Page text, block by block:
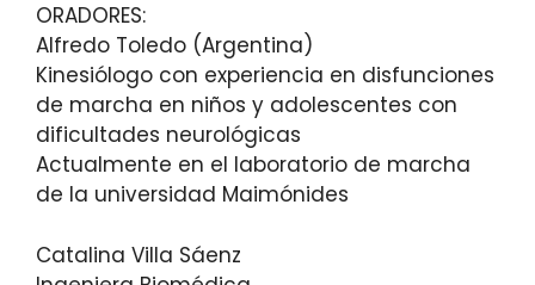
ORADORES:
Alfredo Toledo (Argentina)
Kinesiólogo con experiencia en disfunciones
de marcha en niños y adolescentes con
dificultades neurológicas
Actualmente en el laboratorio de marcha
de la universidad Maimónides
Catalina Villa Sáenz